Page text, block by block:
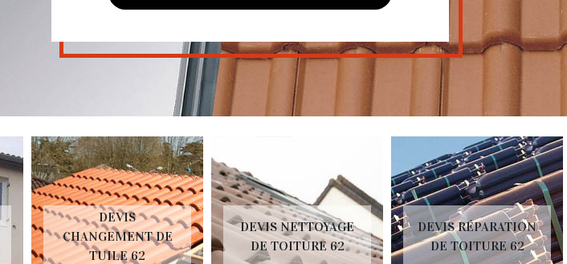
DEVIS
CHANGEMENT DE
TUILE 62
DEVIS NETTOYAGE
DE TOITURE 62
DEVIS RÉPARATION
DE TOITURE 62